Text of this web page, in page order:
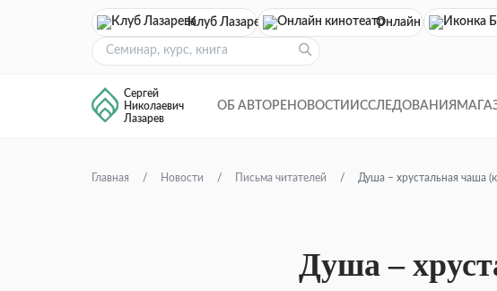
Клуб Лазарева Онлайн кинотеатр
Сергей
Николаевич
Лазарев
ОБ АВТОРЕ НОВОСТИ ИССЛЕДОВАНИЯ
Главная Новости Письма читателей Душа – хрустальная чаша
Душа –